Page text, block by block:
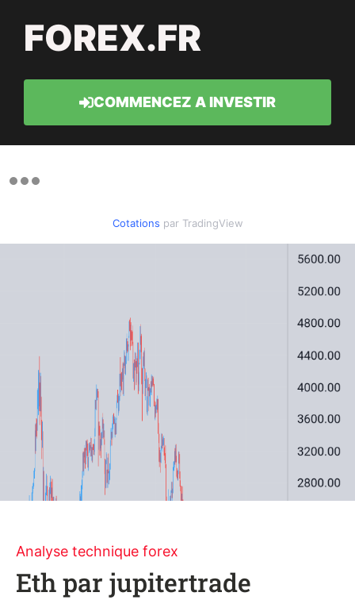
FOREX.FR
COMMENCEZ A INVESTIR
Cotations par TradingView
Analyse technique forex
Eth par jupitertrade